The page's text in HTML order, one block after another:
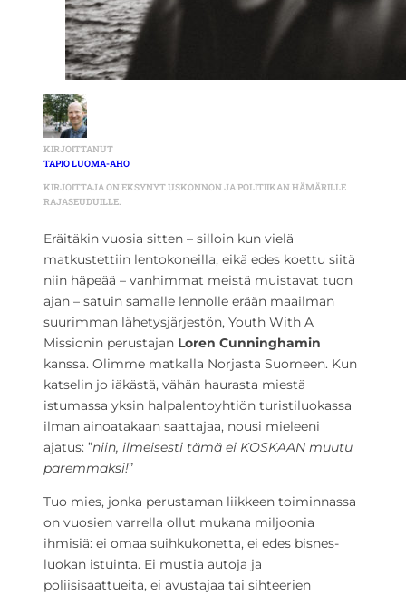
KIRJOITTANUT
TAPIO LUOMA-AHO
KIRJOITTAJA ON EKSYNYT USKONNON JA POLITIIKAN HÄMÄRILLE
RAJASEUDUILLE.
Eräitäkin vuosia sitten – silloin kun vielä
matkustettiin lentokoneilla, eikä edes koettu siitä
niin häpeää – vanhimmat meistä muistavat tuon
ajan – satuin samalle lennolle erään maailman
suurimman lähetysjärjestön, Youth With A
Missionin perustajan Loren Cunninghamin
kanssa. Olimme matkalla Norjasta Suomeen. Kun
katselin jo iäkästä, vähän haurasta miestä
istumassa yksin halpalentoyhtiön turistiluokassa
ilman ainoatakaan saattajaa, nousi mieleeni
ajatus: ”niin, ilmeisesti tämä ei KOSKAAN muutu
paremmaksi!”
Tuo mies, jonka perustaman liikkeen toiminnassa
on vuosien varrella ollut mukana miljoonia
ihmisiä: ei omaa suihkukonetta, ei edes bisnes-
luokan istuinta. Ei mustia autoja ja
poliisisaattueita, ei avustajaa tai sihteerien